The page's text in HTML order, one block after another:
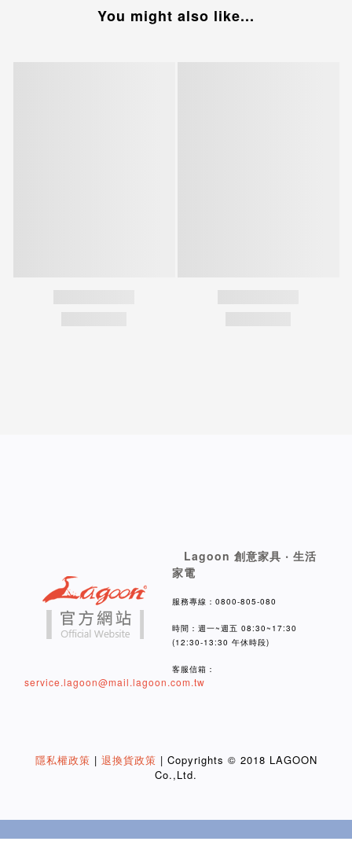
You might also like...
Lagoon 創意家具 ‧ 生活
家電
服務專線：0800-805-080
時間：週一~週五 08:30~17:30
(12:30-13:30 午休時段)
客服信箱：
service.lagoon@mail.lagoon.com.tw
隱私權政策 | 退換貨政策 | Copyrights © 2018 LAGOON
Co.,Ltd.